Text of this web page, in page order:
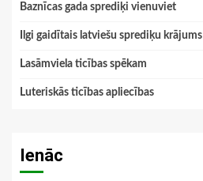
Baznīcas gada sprediķi vienuviet
Ilgi gaidītais latviešu sprediķu krājums
Lasāmviela ticības spēkam
Luteriskās ticības apliecības
Ienāc